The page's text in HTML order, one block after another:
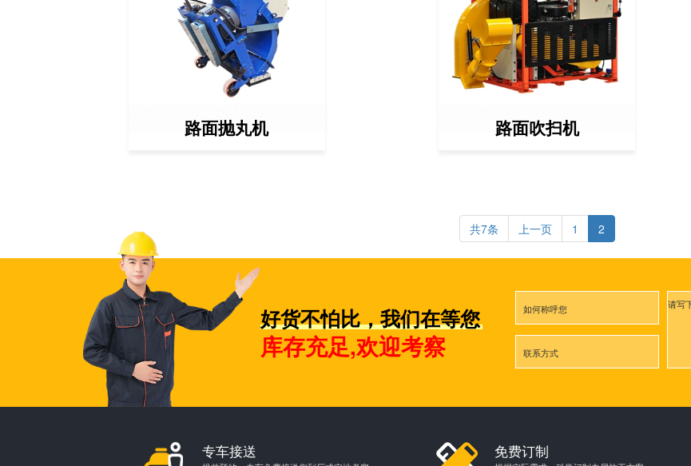
路面抛丸机 路面吹扫机
共7条 上一页 1 2
好货不怕比，我们在等您
库存充足,欢迎考察
专车接送 免费订制